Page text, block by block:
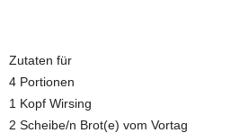
Zutaten für
4 Portionen
1 Kopf Wirsing
2 Scheibe/n Brot(e) vom Vortag